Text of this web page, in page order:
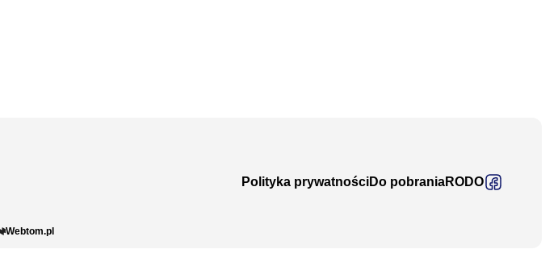
Polityka prywatnościDo pobraniaRODO
Webtom.pl